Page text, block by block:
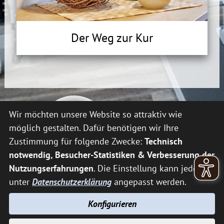
Der Weg zur Kur
Tourismus, Kur und Freizeit
GmbH Bederkesa
Berghorn 13
27624 Geestland
04745 9433-0
info@moor-therme.de
Unsere Zertifizierungen:
Wir möchten unsere Website so attraktiv wie
möglich gestalten. Dafür benötigen wir Ihre
Zustimmung für folgende Zwecke: Technisch
notwendig, Besucher-Statistiken & Verbesserung der
Nutzungserfahrungen. Die Einstellung kann jederzeit
unter Datenschutzerklärung angepasst werden.
Konfigurieren